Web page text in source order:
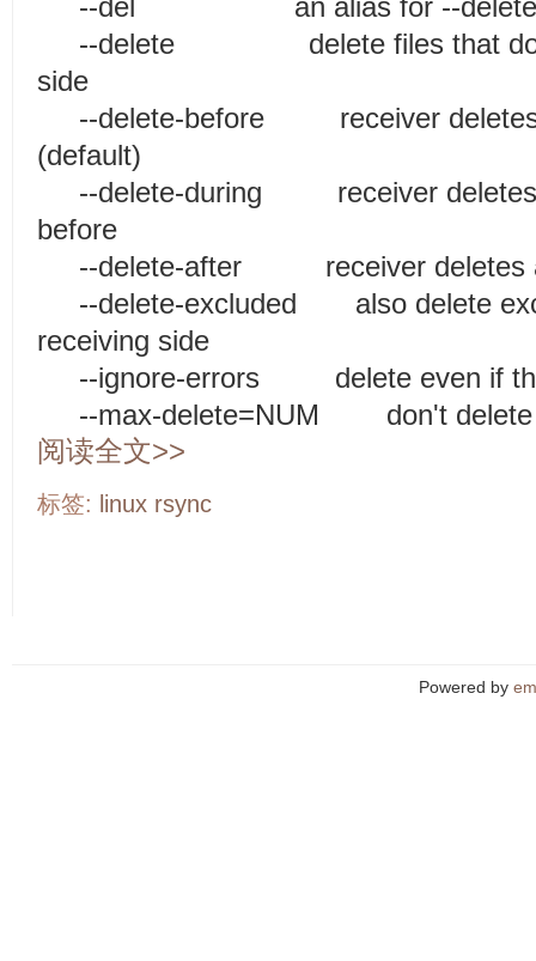
--del an alias for --delete-
--delete delete files that don't
side
--delete-before receiver deletes
(default)
--delete-during receiver deletes
before
--delete-after receiver deletes
--delete-excluded also delete
receiving side
--ignore-errors delete even if
--max-delete=NUM don't delete
阅读全文>>
标签: linux rsync
Powered by